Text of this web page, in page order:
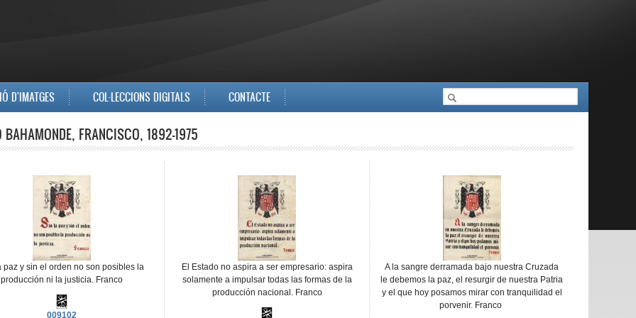
Formulari de cerca
Cerca
D'IMATGES COL·LECCIONS DIGITALS CONTACTE
BAHAMONDE, FRANCISCO, 1892-1975
paz y sin el orden no son posibles la
producción ni la justicia. Franco
009102
El Estado no aspira a ser empresario: aspira
solamente a impulsar todas las formas de la
producción nacional. Franco
A la sangre derramada bajo nuestra Cruzada
le debemos la paz, el resurgir de nuestra Patria
y el que hoy posamos mirar con tranquilidad el
porvenir. Franco